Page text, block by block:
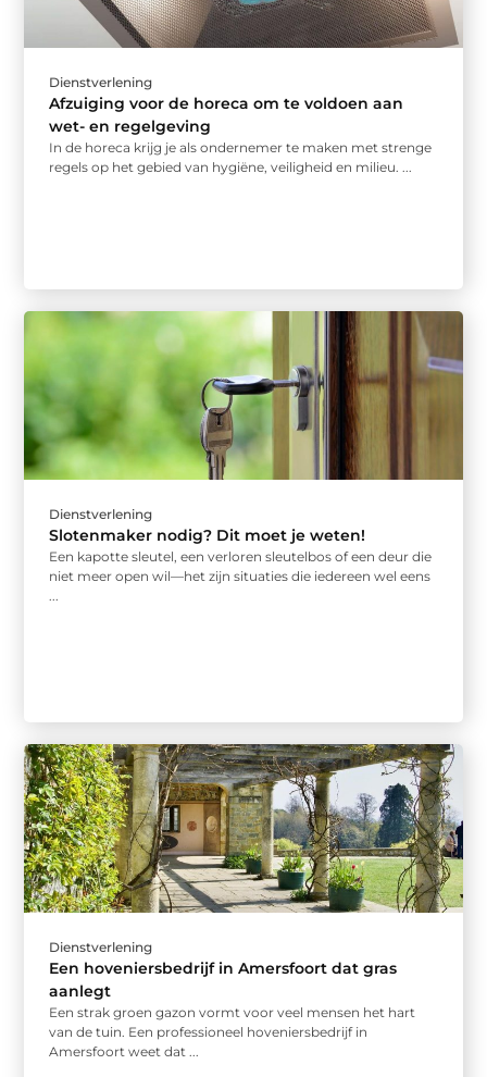
Dienstverlening
Afzuiging voor de horeca om te voldoen aan
wet- en regelgeving
In de horeca krijg je als ondernemer te maken met strenge
regels op het gebied van hygiëne, veiligheid en milieu. ...
Dienstverlening
Slotenmaker nodig? Dit moet je weten!
Een kapotte sleutel, een verloren sleutelbos of een deur die
niet meer open wil—het zijn situaties die iedereen wel eens
...
Dienstverlening
Een hoveniersbedrijf in Amersfoort dat gras
aanlegt
Een strak groen gazon vormt voor veel mensen het hart
van de tuin. Een professioneel hoveniersbedrijf in
Amersfoort weet dat ...